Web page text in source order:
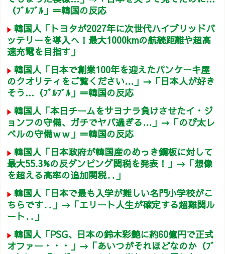
（ﾌﾞﾙﾌﾞﾙ」＝韓国の反応
韓国人「トヨタが2027年に次世代ハイブリッドバ
ッテリーを導入へ！最大1000kmの航続距離や超高
速充電を目指す」
韓国人「日本で創業100年を迎えたパンケーキ屋
のクオリティをご覧ください…」→「日本人が好き
そう…（ﾌﾞﾙﾌﾞﾙ」＝韓国の反応
韓国人「本日チームをサヨナラ負けさせたイ・ジ
ョンフの守備、ガチでヤバ過ぎる…」→「のび太レ
ベルの守備ｗｗ」＝韓国の反応
韓国人「日本政府が韓国産のめっき鋼板に対して
最大55.3%の反ダンピング関税を発表！」→「想像
を超える高率の追加関税‥」
韓国人「日本で最も入学が難しい名門小学校がこ
ちらです‥」→「エリート人生が確定する超難関ル
ート‥」
韓国人「PSG、日本の鈴木彩艶に約60億円で正式
オファー・・・」→「あいつがそれほどなのか（ﾌﾞ